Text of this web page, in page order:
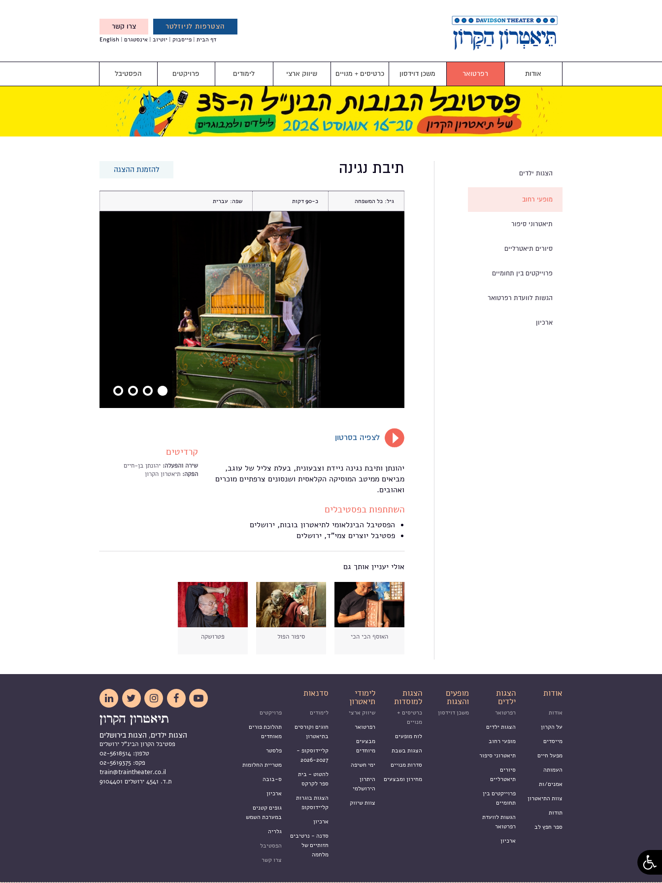
הצטרפות לניוזלטר צרו קשר
והטבות מיוחדות עבורך
דף הבית פייסבוק יוטיוב אינסטגרם English
אודות רפרטואר משכן דוידסון כרטיסים + מנויים שיווק ארצי לימודים פרויקטים הפסטיבל
הצגות ילדים
מופעי רחוב
תיאטרוני סיפור
סיורים תיאטרליים
פרוייקטים בין תחומיים
הגשות לוועדת רפרטואר
ארכיון
תיבת נגינה להזמנת ההצגה
גיל: כל המשפחה כ-90 שפה: עברית
לצפיה בסרטון
יהונתן ותיבת נגינה ניידת וצבעונית, בעלת צליל של עוגב,
מביאים ממיטב המוסיקה הקלאסית ושנסונים צרפתיים מוכרים
ואהובים.
השתתפות בפסטיבלים
הפסטיבל הבינלאומי לתיאטרון בובות, ירושלים
פסטיבל יוצרים צמי"ד, ירושלים
קרדיטים
שירה והפעלה: יהונתן בן-חיים
הפקה: תיאטרון הקרון
אולי יעניין אותך גם
האוסף הכי הכי סיפור הפול פטרושקה
אודות הצגות
ילדים
מופעים
והצגות
הצגות
למוסדות
לימודי
תיאטרון
סדנאות
אודות
על הקרון
מייסדים
מפעל חיים
העמותה
אמנים/ות
צוות התיאטרון
תודות
ספר חפץ לב
רפרטואר
הצגות ילדים
מופעי רחוב
תיאטרוני סיפור
סיורים
תיאטרליים
פרוייקטים בין
תחומיים
הגשות לוועדת
רפרטואר
ארכיון
משכן דוידסון
כרטיסים +
מנויים
לוח מופעים
הצגות בשבת
סדרות מנויים
מחירון ומבצעים
שיווק ארצי
רפרטואר
מבצעים
מיוחדים
ימי חשיפה
היתרון
הירושלמי
צוות שיווק
לימודים
חוגים וקורסים
בתיאטרון
קליידוסקופ -
2026-2027
להטוט - בית
ספר לקרקס
הצגות בוגרות
קליידוסקופ
ארכיון
סדנה - נרטיבים
חזותיים של
מלחמה
פרויקטים
תהלוכת פורים
מאוחדים
פלסטר
מטריית החלומות
ס-בובה
ארכיון
גופים קטנים
במערכת השמש
גלריה
הפסטיבל
צרו קשר





הצגות ילדים, הצגות בירושלים
פסטיבל הקרון הבינ"ל ירושלים
טלפון:
פקס:
train@traintheater.co.il
ת.ד. 4541 ירושלים 9104401